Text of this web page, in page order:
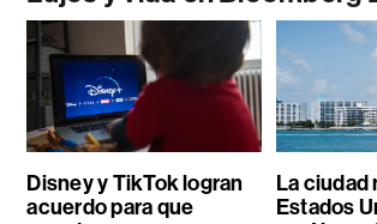
Disney y TikTok logran
acuerdo para que
La ciudad
Estados